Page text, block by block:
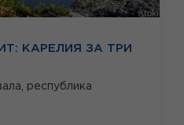
КАРЕЛИЯ ЗА ТРИ
республика